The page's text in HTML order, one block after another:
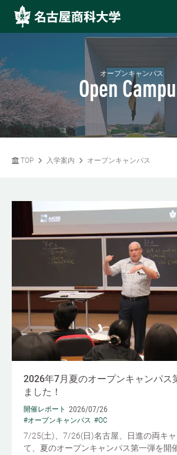
オープンキャンパス
Open
TOP 入学案内 オープンキャンパス
2026年7月夏のオープンキャンパス
ました！
開催レポート 2026/07/26
#オープンキャンパス #OC
7/25(土)、7/26(日)名古屋、日進の両キ
て、夏のオープンキャンパス第一弾を開